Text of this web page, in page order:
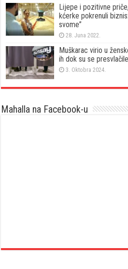
Lijepe i pozitivne
kćerke pokrenuli
svome”
28. Juna 2022.
Muškarac virio u
ih dok su se presvlačile
3. Oktobra 2024.
Mahalla na Facebook-u